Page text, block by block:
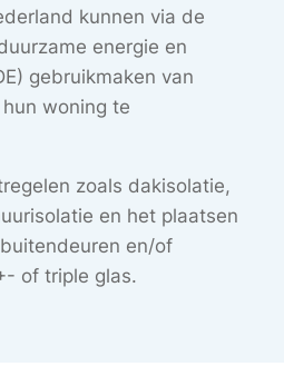
kunnen via de
energie en
gebruikmaken van
woning te
zoals dakisolatie,
en het plaatsen
en/of
of triple glas.